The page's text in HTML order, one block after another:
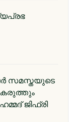
സമസ്തയുടെ
കരുത്തും
ജിഫ്രി